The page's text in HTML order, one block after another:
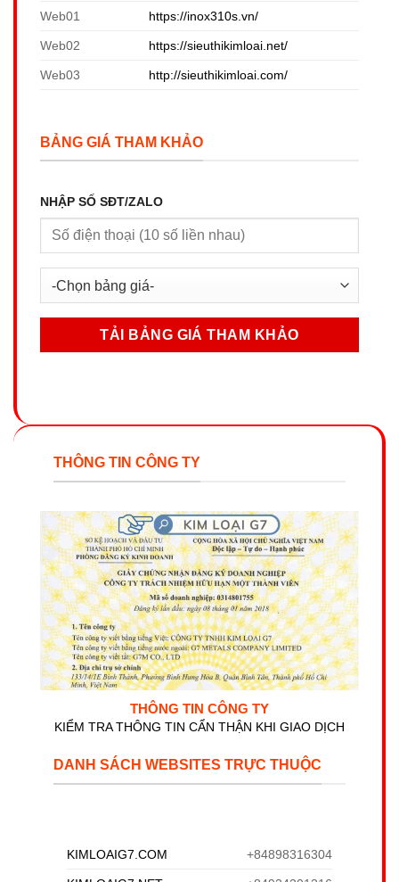
Web01 https://inox310s.vn/
Web02 https://sieuthikimloai.net/
Web03 http://sieuthikimloai.com/
BẢNG GIÁ THAM KHẢO
NHẬP SỐ SĐT/ZALO
THÔNG TIN CÔNG TY
THÔNG TIN CÔNG TY
KIỂM TRA THÔNG TIN CẨN THẬN KHI GIAO DỊCH
DANH SÁCH WEBSITES TRỰC THUỘC
KIMLOAIG7.COM +84898316304